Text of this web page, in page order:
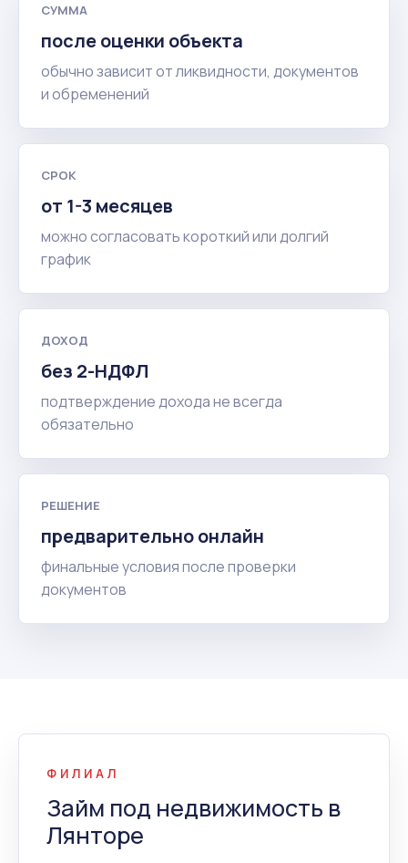
СУММА
после оценки объекта
обычно зависит от ликвидности, документов
и обременений
СРОК
от 1-3 месяцев
можно согласовать короткий или долгий
график
ДОХОД
без 2-НДФЛ
подтверждение дохода не всегда
обязательно
РЕШЕНИЕ
предварительно онлайн
финальные условия после проверки
документов
ФИЛИАЛ
Займ под недвижимость в
Лянторе